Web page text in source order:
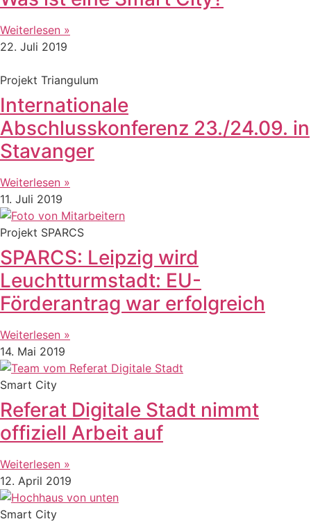
Weiterlesen »
22. Juli 2019
Projekt Triangulum
Internationale
Abschlusskonferenz 23./24.09. in
Stavanger
Weiterlesen »
11. Juli 2019
Projekt SPARCS
SPARCS: Leipzig wird
Leuchtturmstadt: EU-
Förderantrag war erfolgreich
Weiterlesen »
14. Mai 2019
Smart City
Referat Digitale Stadt nimmt
offiziell Arbeit auf
Weiterlesen »
12. April 2019
Smart City